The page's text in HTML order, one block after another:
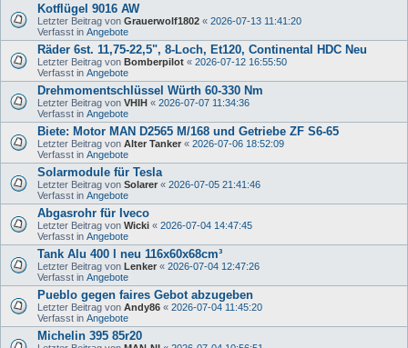
Kotflügel 9016 AW
Letzter Beitrag von Grauerwolf1802 « 2026-07-13 11:41:20
Verfasst in Angebote
Räder 6st. 11,75-22,5", 8-Loch, Et120, Continental HDC Neu
Letzter Beitrag von Bomberpilot « 2026-07-12 16:55:50
Verfasst in Angebote
Drehmomentschlüssel Würth 60-330 Nm
Letzter Beitrag von VHIH « 2026-07-07 11:34:36
Verfasst in Angebote
Biete: Motor MAN D2565 M/168 und Getriebe ZF S6-65
Letzter Beitrag von Alter Tanker « 2026-07-06 18:52:09
Verfasst in Angebote
Solarmodule für Tesla
Letzter Beitrag von Solarer « 2026-07-05 21:41:46
Verfasst in Angebote
Abgasrohr für Iveco
Letzter Beitrag von Wicki « 2026-07-04 14:47:45
Verfasst in Angebote
Tank Alu 400 l neu 116x60x68cm³
Letzter Beitrag von Lenker « 2026-07-04 12:47:26
Verfasst in Angebote
Pueblo gegen faires Gebot abzugeben
Letzter Beitrag von Andy86 « 2026-07-04 11:45:20
Verfasst in Angebote
Michelin 395 85r20